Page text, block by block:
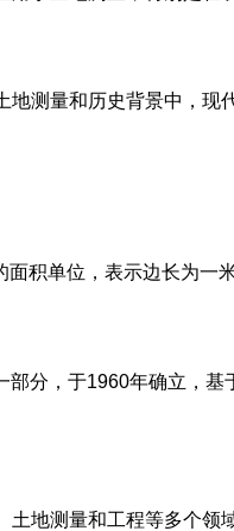
测量和历史背景中，现
积单位，表示边长为一
部分，于1960年确立，
地测量和工程等多个领